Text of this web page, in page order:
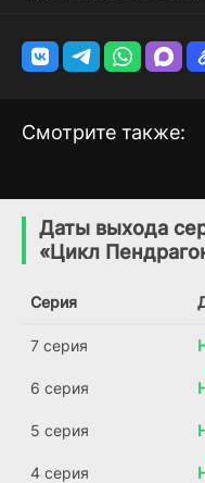
Смотрите также:
(2009)
Даты выхода
«Цикл
Серия
7 серия
6 серия
5 серия
4 серия